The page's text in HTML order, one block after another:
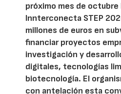
próximo mes de
Innterconecta STEP
millones de euros en
financiar proyectos
investigación y
digitales, tecnologías
biotecnología. El
con antelación esta